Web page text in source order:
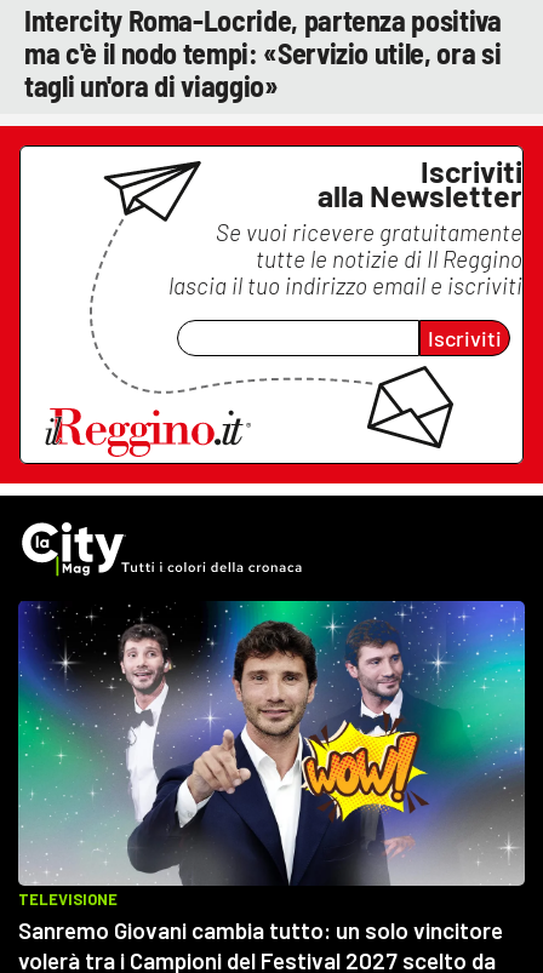
Intercity Roma-Locride, partenza positiva
ma c'è il nodo tempi: «Servizio utile, ora si
tagli un'ora di viaggio»
Iscriviti
alla Newsletter
Se vuoi ricevere gratuitamente
tutte le notizie di Il Reggino
lascia il tuo indirizzo email e iscriviti
Iscriviti